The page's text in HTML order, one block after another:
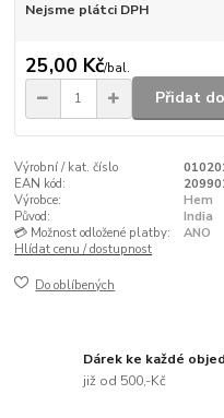
Nejsme plátci DPH
25,00 Kč/bal.
Přidat
Výrobní / kat. číslo
EAN kód:
Výrobce:
Hem
Původ:
India
💳 Možnost odložené platby:
ANO
Hlídat cenu / dostupnost
Do oblíbených
Dárek ke každé
již od 500,-Kč